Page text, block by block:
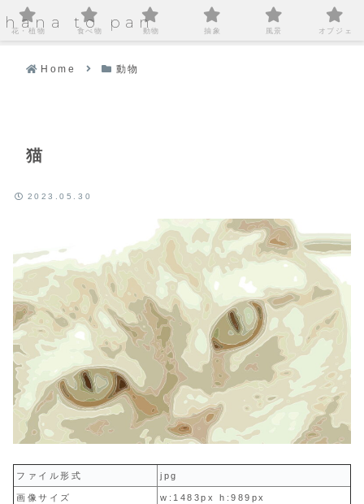
hana to pan
Home 動物
猫
2023.05.30
ファイル形式 jpg
画像サイズ w:1483px h:989px
花・植物 食べ物 動物 抽象 風景 オブジェ